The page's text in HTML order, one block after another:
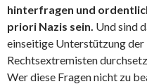
hinterfragen und
priori Nazis sein. Und sind
einseitige Unterstützung
Rechtsextremisten
Wer diese Fragen nicht zu